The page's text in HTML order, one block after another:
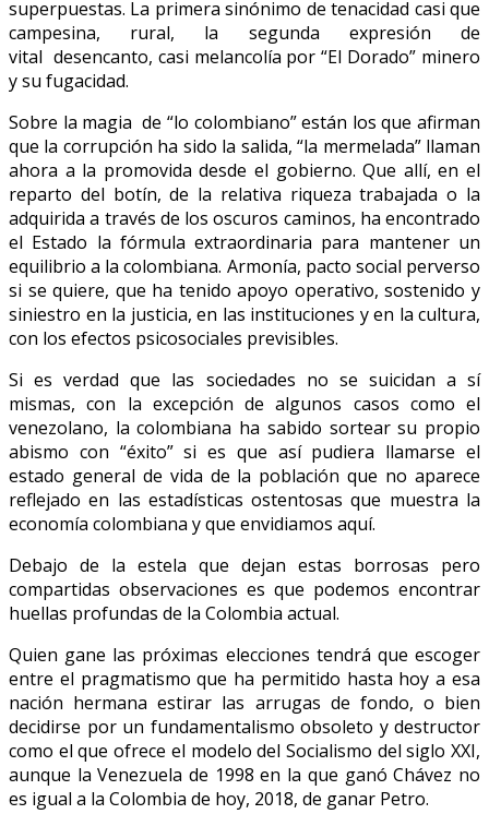
superpuestas. La primera sinónimo de tenacidad casi que
campesina, rural, la segunda expresión de
vital desencanto, casi melancolía por “El Dorado” minero
y su fugacidad.
Sobre la magia de “lo colombiano” están los que afirman
que la corrupción ha sido la salida, “la mermelada” llaman
ahora a la promovida desde el gobierno. Que allí, en el
reparto del botín, de la relativa riqueza trabajada o la
adquirida a través de los oscuros caminos, ha encontrado
el Estado la fórmula extraordinaria para mantener un
equilibrio a la colombiana. Armonía, pacto social perverso
si se quiere, que ha tenido apoyo operativo, sostenido y
siniestro en la justicia, en las instituciones y en la cultura,
con los efectos psicosociales previsibles.
Si es verdad que las sociedades no se suicidan a sí
mismas, con la excepción de algunos casos como el
venezolano, la colombiana ha sabido sortear su propio
abismo con “éxito” si es que así pudiera llamarse el
estado general de vida de la población que no aparece
reflejado en las estadísticas ostentosas que muestra la
economía colombiana y que envidiamos aquí.
Debajo de la estela que dejan estas borrosas pero
compartidas observaciones es que podemos encontrar
huellas profundas de la Colombia actual.
Quien gane las próximas elecciones tendrá que escoger
entre el pragmatismo que ha permitido hasta hoy a esa
nación hermana estirar las arrugas de fondo, o bien
decidirse por un fundamentalismo obsoleto y destructor
como el que ofrece el modelo del Socialismo del siglo XXI,
aunque la Venezuela de 1998 en la que ganó Chávez no
es igual a la Colombia de hoy, 2018, de ganar Petro.